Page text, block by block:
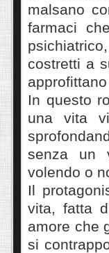
malsano
farmaci
costretti a
In questo
una vita
senza un
volendo o
Il
vita, fatta
amore che
si